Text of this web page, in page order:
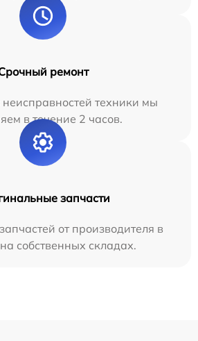
ремонт
техники мы
в течение 2 часов.
запчасти
от производителя в
собственных складах.